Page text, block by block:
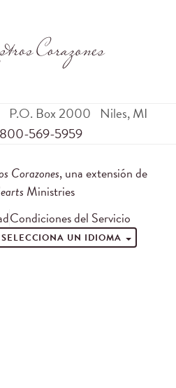
P.O. Box 2000 Niles,MI
569-5959
Corazones, una extensión de
Ministries
Condiciones del Servicio
SELECCIONA UN IDIOMA